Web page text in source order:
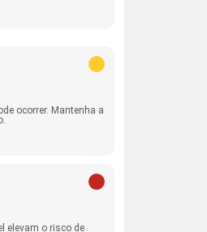
ocorrer. Mantenha a
elevam o risco de